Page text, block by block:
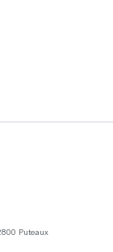
Puteaux